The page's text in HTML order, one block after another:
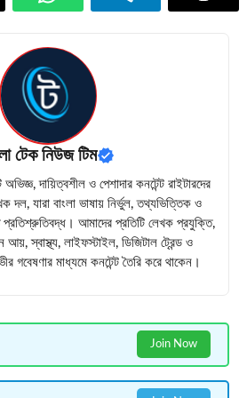
টেক নিউজ টিম
দায়িত্বশীল ও পেশাদার কনটেন্ট রাইটারদের
দল, যারা বাংলা ভাষায় নির্ভুল, তথ্যভিত্তিক ও
প্রতিশ্রুতিবদ্ধ। আমাদের প্রতিটি লেখক প্রযুক্তি,
স্বাস্থ্য, লাইফস্টাইল, ডিজিটাল ট্রেন্ড ও
গবেষণার মাধ্যমে কনটেন্ট তৈরি করে থাকেন।
Join Now